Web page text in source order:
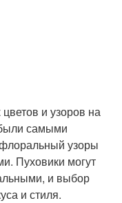
и узоров на
самыми
узоры
Пуховики могут
и выбор
и стиля.